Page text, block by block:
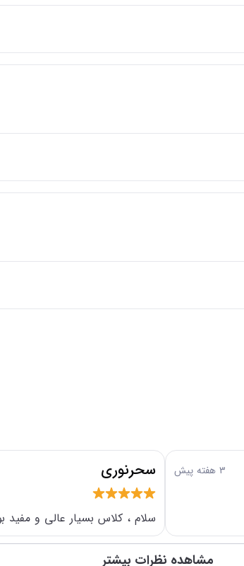
۳ هفته پیش سحرنوری
سلام ، کلاس بسیار عالی و مفید
مشاهده نظرات بیشتر
افزایش اعتبار